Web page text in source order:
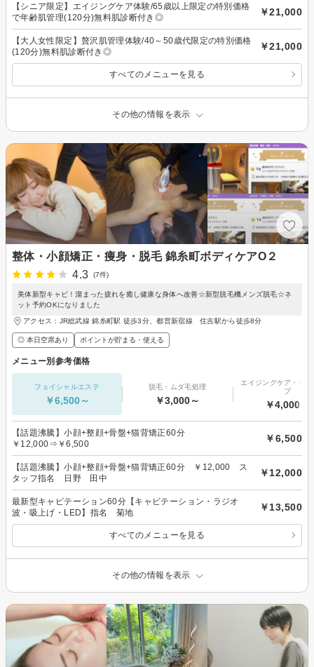
【シニア限定】エイジングケア体験/65歳以上限定の特別価格
で年齢肌管理(120分)無料肌診断付き◎
￥21,000
【大人女性限定】贅沢肌管理体験/40～50歳代限定の特別価格
(120分)無料肌診断付き◎
￥21,000
すべてのメニューを見る
その他の情報を表示
整体・小顔矯正・痩身・脱毛 錦糸町ボディケアO２
4.3
(7件)
美体新型キャビ！溜まった疲れを癒し健康な身体へ改善☆新型脱毛機メンズ脱毛☆ネ
ット予約OKになりました
アクセス：JR総武線 錦糸町駅 徒歩3分、都営新宿線 住吉駅から徒歩8分
◎ 本日空席あり ポイントが貯まる・使える
メニュー別参考価格
フェイシャルエステ
￥6,500～
脱毛・ムダ毛処理
￥3,000～
エイジングケア・リ
プ
￥4,000～
【話題沸騰】小顔+整顔+骨盤+猫背矯正60分
￥12,000⇒￥6,500
￥6,500
【話題沸騰】小顔+整顔+骨盤+猫背矯正60分 ￥12,000 ス
タッフ指名 日野 田中
￥12,000
最新型キャビテーション60分【キャビテーション・ラジオ
波・吸上げ・LED】指名 菊地
￥13,500
すべてのメニューを見る
その他の情報を表示